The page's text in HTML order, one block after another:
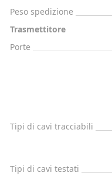
Peso spedizione
Trasmettitore
Porte
Tipi di cavi tracciabili
Tipi di cavi testati